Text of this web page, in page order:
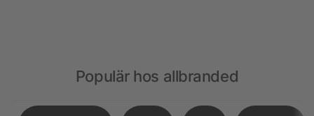
Populär hos allbranded